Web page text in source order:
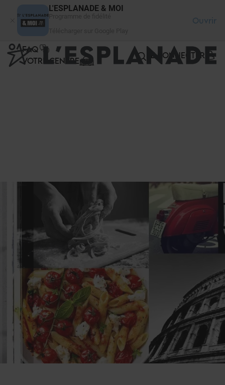
L'ESPLANADE & MOI
Ouvrir
FAQ
VOTRE CENTRE
SE CONNECTER
Panneau de gestion des cookies